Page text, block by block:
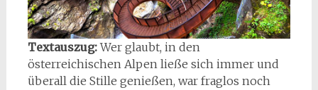
Textauszug:Wer glaubt, in den
österreichischen Alpen ließe sich immer und
überall die Stille genießen, war fraglos noch